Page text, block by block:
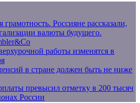
Россияне рассказали,
валюты будущего.
работы изменятся в
в стране должен быть не ниже
превысил отметку в 200 тысяч
России